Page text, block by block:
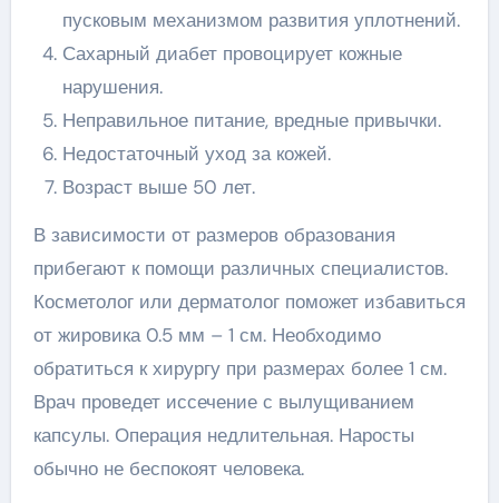
пусковым механизмом развития уплотнений.
Сахарный диабет провоцирует кожные
нарушения.
Неправильное питание, вредные привычки.
Недостаточный уход за кожей.
Возраст выше 50 лет.
В зависимости от размеров образования
прибегают к помощи различных специалистов.
Косметолог или дерматолог поможет избавиться
от жировика 0.5 мм – 1 см. Необходимо
обратиться к хирургу при размерах более 1 см.
Врач проведет иссечение с вылущиванием
капсулы. Операция недлительная. Наросты
обычно не беспокоят человека.